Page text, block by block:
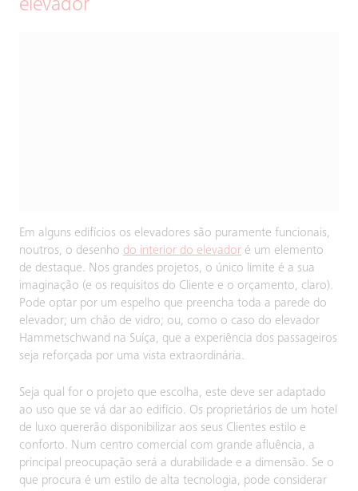
elevador
Em alguns edifícios os elevadores são puramente funcionais,
noutros, o desenho do interior do elevador é um elemento
de destaque. Nos grandes projetos, o único limite é a sua
imaginação (e os requisitos do Cliente e o orçamento, claro).
Pode optar por um espelho que preencha toda a parede do
elevador; um chão de vidro; ou, como o caso do elevador
Hammetschwand na Suíça, que a experiência dos passageiros
seja reforçada por uma vista extraordinária.
Seja qual for o projeto que escolha, este deve ser adaptado
ao uso que se vá dar ao edifício. Os proprietários de um hotel
de luxo quererão disponibilizar aos seus Clientes estilo e
conforto. Num centro comercial com grande afluência, a
principal preocupação será a durabilidade e a dimensão. Se o
que procura é um estilo de alta tecnologia, pode considerar